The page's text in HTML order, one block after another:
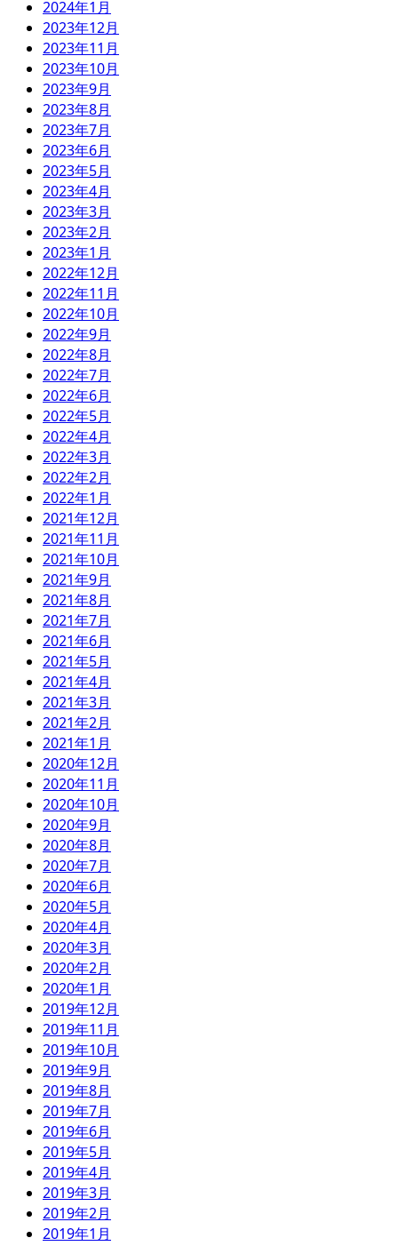
2024年1月
2023年12月
2023年11月
2023年10月
2023年9月
2023年8月
2023年7月
2023年6月
2023年5月
2023年4月
2023年3月
2023年2月
2023年1月
2022年12月
2022年11月
2022年10月
2022年9月
2022年8月
2022年7月
2022年6月
2022年5月
2022年4月
2022年3月
2022年2月
2022年1月
2021年12月
2021年11月
2021年10月
2021年9月
2021年8月
2021年7月
2021年6月
2021年5月
2021年4月
2021年3月
2021年2月
2021年1月
2020年12月
2020年11月
2020年10月
2020年9月
2020年8月
2020年7月
2020年6月
2020年5月
2020年4月
2020年3月
2020年2月
2020年1月
2019年12月
2019年11月
2019年10月
2019年9月
2019年8月
2019年7月
2019年6月
2019年5月
2019年4月
2019年3月
2019年2月
2019年1月